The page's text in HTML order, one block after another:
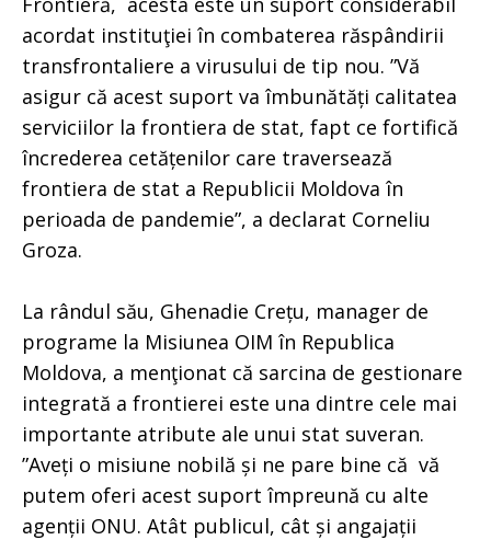
acordat instituţiei în combaterea răspândirii
transfrontaliere a virusului de tip nou. ”Vă
asigur că acest suport va îmbunătăți calitatea
serviciilor la frontiera de stat, fapt ce fortifică
încrederea cetățenilor care traversează
frontiera de stat a Republicii Moldova în
perioada de pandemie”, a declarat Corneliu
Groza.
La rândul său, Ghenadie Crețu, manager de
programe la Misiunea OIM în Republica
Moldova, a menţionat că sarcina de gestionare
integrată a frontierei este una dintre cele mai
importante atribute ale unui stat suveran.
”Aveți o misiune nobilă și ne pare bine că vă
putem oferi acest suport împreună cu alte
agenții ONU. Atât publicul, cât și angajații